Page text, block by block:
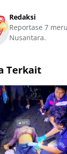
Redaksi
Reportase 7
Nusantara.
Terkait